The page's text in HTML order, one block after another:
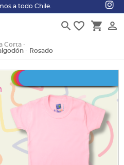
a todo Chile.
person_outline
shopping_cart
favorite_border
search
Corta
- Rosado